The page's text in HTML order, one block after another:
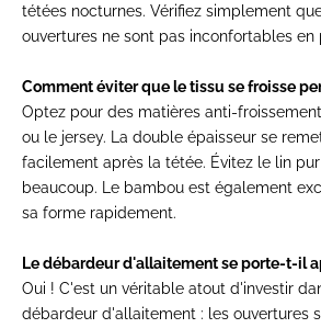
tétées nocturnes. Vérifiez simplement
ouvertures ne sont pas inconfortables en
Comment éviter que le tissu se froisse
Optez pour des matières anti-
ou le jersey. La double épaisseur se
facilement après la tétée. Évitez le lin
beaucoup. Le bambou est également
sa forme rapidement.
Le débardeur d'allaitement se porte-t-il
Oui ! C'est un véritable atout d'investir
débardeur d'allaitement : les ouvertures